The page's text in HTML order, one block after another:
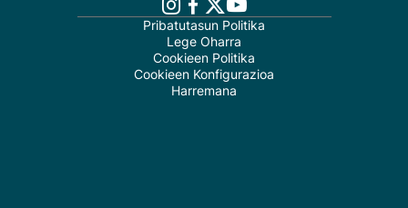
Pribatutasun Politika
Lege Oharra
Cookieen Politika
Cookieen Konfigurazioa
Harremana